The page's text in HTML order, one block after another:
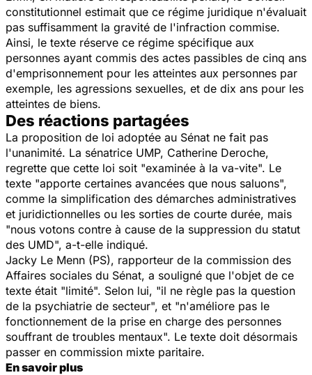
constitutionnel estimait que ce régime juridique n'évaluait
pas suffisamment la gravité de l'infraction commise.
Ainsi, le texte réserve ce régime spécifique aux
personnes ayant commis des actes passibles de cinq ans
d'emprisonnement pour les atteintes aux personnes par
exemple, les agressions sexuelles, et de dix ans pour les
atteintes de biens.
Des réactions partagées
La proposition de loi adoptée au Sénat ne fait pas
l'unanimité. La sénatrice UMP, Catherine Deroche,
regrette que cette loi soit "examinée à la va-vite". Le
texte "apporte certaines avancées que nous saluons",
comme la simplification des démarches administratives
et juridictionnelles ou les sorties de courte durée, mais
"nous votons contre à cause de la suppression du statut
des UMD", a-t-elle indiqué.
Jacky Le Menn (PS), rapporteur de la commission des
Affaires sociales du Sénat, a souligné que l'objet de ce
texte était "limité". Selon lui, "il ne règle pas la question
de la psychiatrie de secteur", et "n'améliore pas le
fonctionnement de la prise en charge des personnes
souffrant de troubles mentaux". Le texte doit désormais
passer en commission mixte paritaire.
En savoir plus